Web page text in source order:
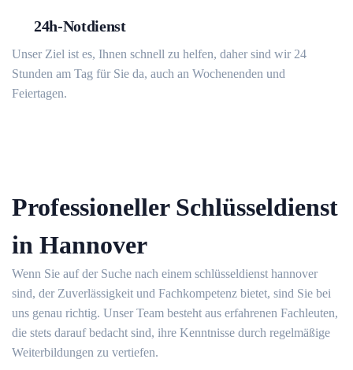
24h-Notdienst
Unser Ziel ist es, Ihnen schnell zu helfen, daher sind wir 24
Stunden am Tag für Sie da, auch an Wochenenden und
Feiertagen.
Professioneller Schlüsseldienst
in Hannover
Wenn Sie auf der Suche nach einem schlüsseldienst hannover
sind, der Zuverlässigkeit und Fachkompetenz bietet, sind Sie bei
uns genau richtig. Unser Team besteht aus erfahrenen Fachleuten,
die stets darauf bedacht sind, ihre Kenntnisse durch regelmäßige
Weiterbildungen zu vertiefen.